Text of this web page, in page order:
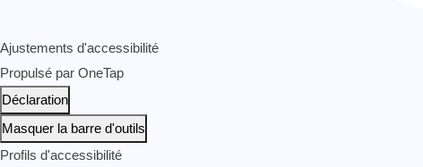
Ajustements d'accessibilité
Propulsé par OneTap
Déclaration
Masquer la barre d'outils
Profils d'accessibilité